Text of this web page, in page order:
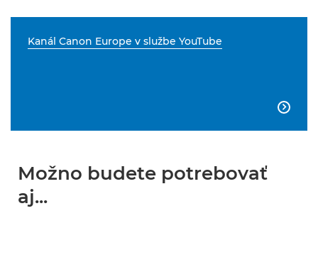
Kanál Canon Europe v službe YouTube

Možno budete potrebovať
aj...